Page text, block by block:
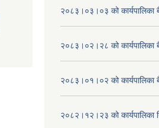
२०८३।०३।०३ को कार्यपालिका
२०८३।०२।२८ को कार्यपालिका
२०८३।०१।०२ को कार्यपालिका
२०८२।१२।२३ को कार्यपालिका